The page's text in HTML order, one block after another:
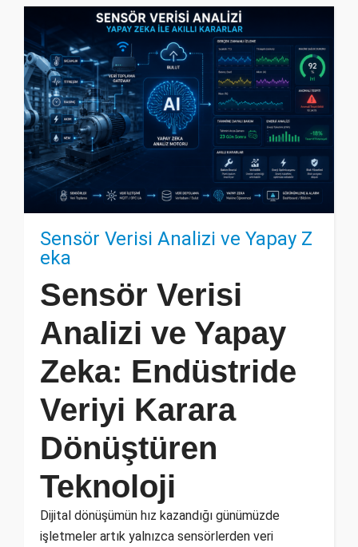
Sensör Verisi Analizi ve Yapay Z
eka
Sensör Verisi
Analizi ve Yapay
Zeka: Endüstride
Veriyi Karara
Dönüştüren
Teknoloji
Dijital dönüşümün hız kazandığı günümüzde
işletmeler artık yalnızca sensörlerden veri